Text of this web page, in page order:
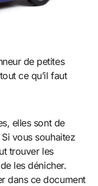
ce qu’il faut
elles sont de
vous souhaitez
trouver les
les dénicher.
dans ce document